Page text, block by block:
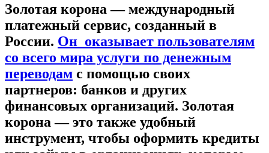
Золотая корона — международный
платежный сервис, созданный в
России. Он оказывает пользователям
со всего мира услуги по денежным
переводам с помощью своих
партнеров: банков и других
финансовых организаций. Золотая
корона — это также удобный
инструмент, чтобы оформить кредиты